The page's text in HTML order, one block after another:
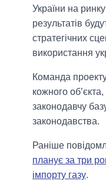
України на
результатів
стратегічних
використання
Команда
кожного
законодавчу
законодавства.
Раніше
планує за три
імпорту газу.